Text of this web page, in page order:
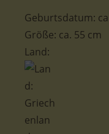
Geburtsdatum:
Größe: ca. 55 cm
Land: